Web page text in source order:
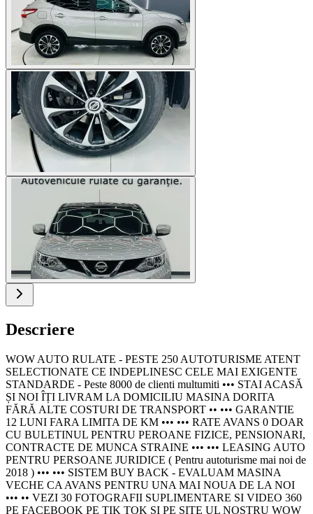
Descriere
WOW AUTO RULATE - PESTE 250 AUTOTURISME ATENT
SELECTIONATE CE INDEPLINESC CELE MAI EXIGENTE
STANDARDE - Peste 8000 de clienti multumiti ••• STAI ACASĂ
ȘI NOI ÎȚI LIVRAM LA DOMICILIU MASINA DORITA
FĂRĂ ALTE COSTURI DE TRANSPORT •• ••• GARANTIE
12 LUNI FARA LIMITA DE KM ••• ••• RATE AVANS 0 DOAR
CU BULETINUL PENTRU PEROANE FIZICE, PENSIONARI,
CONTRACTE DE MUNCA STRAINE ••• ••• LEASING AUTO
PENTRU PERSOANE JURIDICE ( Pentru autoturisme mai noi de
2018 ) ••• ••• SISTEM BUY BACK - EVALUAM MASINA
VECHE CA AVANS PENTRU UNA MAI NOUA DE LA NOI
••• •• VEZI 30 FOTOGRAFII SUPLIMENTARE SI VIDEO 360
PE FACEBOOK PE TIK TOK SI PE SITE UL NOSTRU WOW